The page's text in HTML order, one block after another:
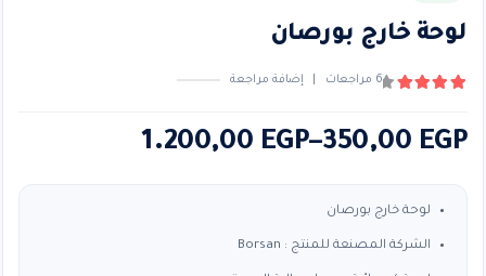
لوحة خارج بورصان
6 مراجعات إضافة مراجعة
350,00 EGP
–
1.200,00 EGP
نطاق
من
⁦350,00 EGP⁩
لوحة خارج بورصان
الشركة المصنعة للمنتج : Borsan